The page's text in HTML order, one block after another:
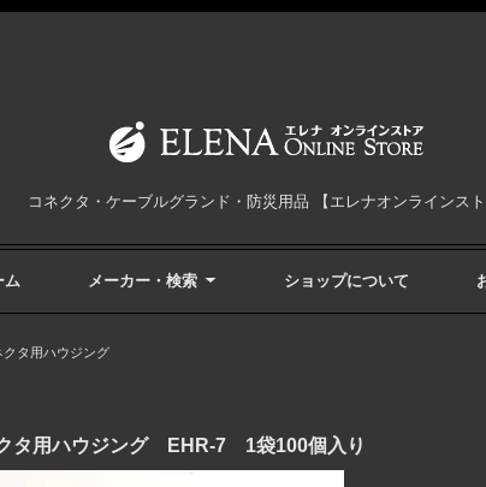
コネクタ・ケーブルグランド・防災用品 【エレナオンラインスト
ム メーカー・検索 ショップについて
クタ用ハウジング
タ用ハウジング EHR-7 1袋100個入り